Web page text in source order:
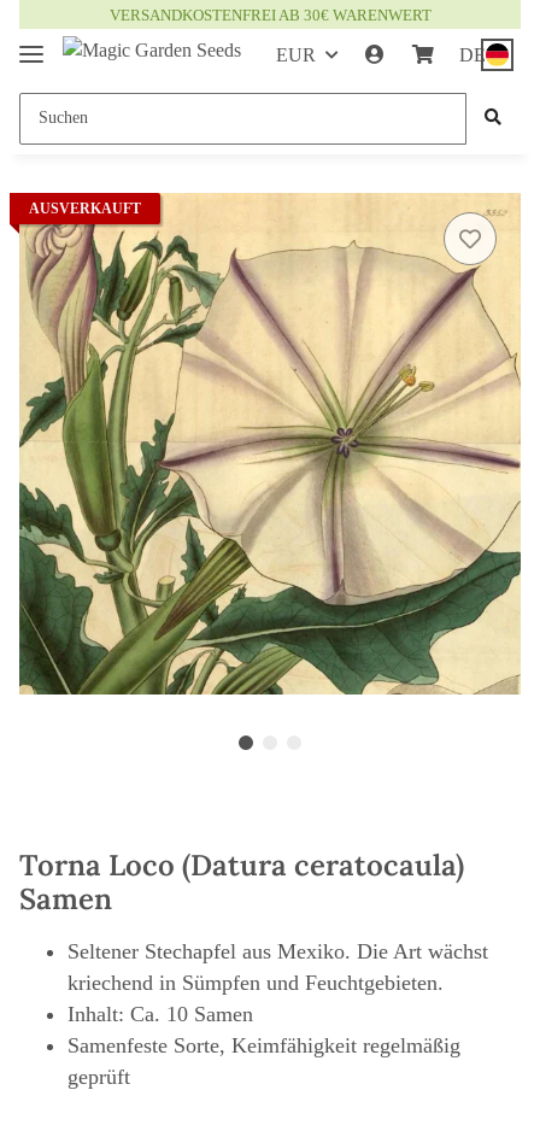
VERSANDKOSTENFREI AB 30€ WARENWERT
EUR DE
AUSVERKAUFT
Torna Loco (Datura ceratocaula)
Samen
Seltener Stechapfel aus Mexiko. Die Art wächst
kriechend in Sümpfen und Feuchtgebieten.
Inhalt: Ca. 10 Samen
Samenfeste Sorte, Keimfähigkeit regelmäßig
geprüft